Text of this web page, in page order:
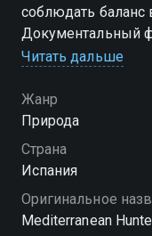
соблюдать баланс
Документальный
опасных
Читать дальше
Жанр
Природа
Страна
Испания
Оригинальное
Mediterranean